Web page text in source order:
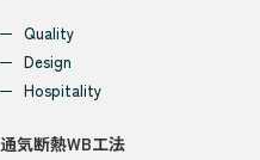
Quality
Design
Hospitality
通気断熱WB工法